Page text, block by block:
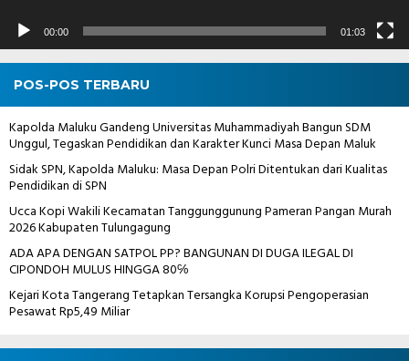
00:00 01:03
POS-POS TERBARU
Kapolda Maluku Gandeng Universitas Muhammadiyah Bangun SDM
Unggul, Tegaskan Pendidikan dan Karakter Kunci Masa Depan Maluk
Sidak SPN, Kapolda Maluku: Masa Depan Polri Ditentukan dari Kualitas
Pendidikan di SPN
Ucca Kopi Wakili Kecamatan Tanggunggunung Pameran Pangan Murah
2026 Kabupaten Tulungagung
ADA APA DENGAN SATPOL PP? BANGUNAN DI DUGA ILEGAL DI
CIPONDOH MULUS HINGGA 80℅
Kejari Kota Tangerang Tetapkan Tersangka Korupsi Pengoperasian
Pesawat Rp5,49 Miliar